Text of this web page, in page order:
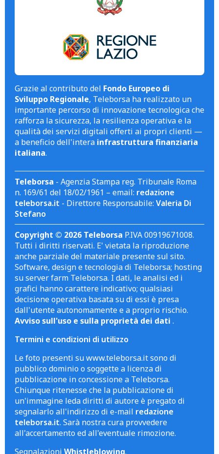
Grazie al contributo del Fondo Europeo di
Sviluppo Regionale, Teleborsa ha realizzato un
importante percorso di innovazione tecnologica che
rafforza la sicurezza, la resilienza operativa e la
qualità dei servizi digitali offerti ai propri clienti —
a beneficio dell'intera infrastruttura finanziaria
italiana.
Teleborsa - Agenzia Stampa reg. Tribunale Roma
n. 169/61 del 18/02/1961 – email: redazione
teleborsa.it - Direttore Responsabile: Valeria Di
Stefano
Copyright © 2026 Teleborsa P.IVA 00919671008.
Tutti i diritti riservati. E' vietata la riproduzione
anche parziale del materiale presente sul sito.
Software, design e tecnologia di Teleborsa; hosting
su server farm Teleborsa. I dati, le analisi ed i
grafici hanno carattere indicativo; qualsiasi
decisione operativa basata su di essi è presa
dall'utente autonomamente e a proprio rischio.
Avviso sull'uso e sulla proprietà dei dati .
Termini e condizioni di utilizzo
Le foto presenti su www.teleborsa.it sono di
pubblico dominio o soggette a licenza di
pubblicazione in concessione a Teleborsa.
Chiunque ritenesse che la pubblicazione di
un'immagine leda diritti di autore è pregato di
segnalarlo all'indirizzo di e-mail redazione
teleborsa.it. Sarà nostra cura provvedere
all'accertamento ed all'eventuale rimozione.
Segnalazioni Whistleblowing.